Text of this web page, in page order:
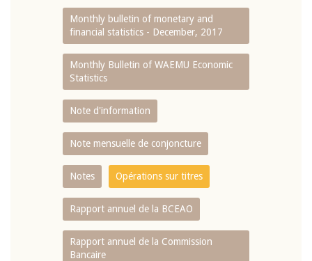
Monthly bulletin of monetary and
financial statistics - December, 2017
Monthly Bulletin of WAEMU Economic
Statistics
Note d'information
Note mensuelle de conjoncture
Notes Opérations sur titres
Rapport annuel de la BCEAO
Rapport annuel de la Commission
Bancaire